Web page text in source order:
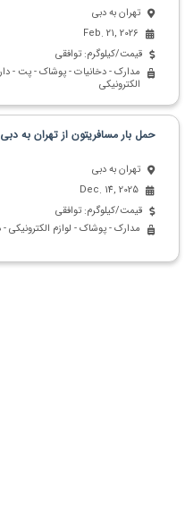
تهران به دبی
Feb. 21, 2026
قیمت/کیلوگرم: توافقی
الکترونیکی
حمل بار مسافریتون از تهران به دبی
تهران به دبی
Dec. 14, 2025
قیمت/کیلوگرم: توافقی
مدارک - پوشاک - لوازم الکترونیکی - دیگر